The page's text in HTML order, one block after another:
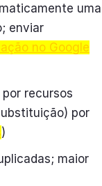
uma
enviar
no Google
recursos
por
)
maior